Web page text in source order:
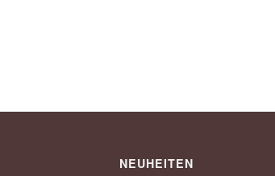
NEUHEITEN